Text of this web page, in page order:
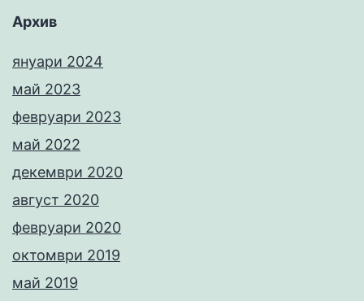
Архив
януари 2024
май 2023
февруари 2023
май 2022
декември 2020
август 2020
февруари 2020
октомври 2019
май 2019